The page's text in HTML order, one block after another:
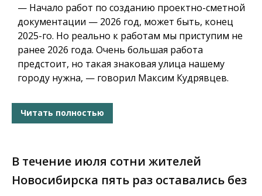
— Начало работ по созданию проектно-сметной
документации — 2026 год, может быть, конец
2025-го. Но реально к работам мы приступим не
ранее 2026 года. Очень большая работа
предстоит, но такая знаковая улица нашему
городу нужна, — говорил Максим Кудрявцев.
Читать полностью
В течение июля сотни жителей
Новосибирска пять раз оставались без